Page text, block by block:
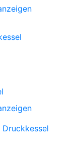
Druckkessel